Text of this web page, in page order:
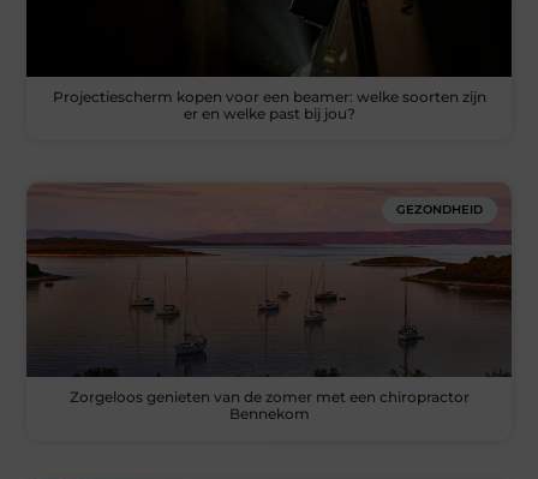
Projectiescherm kopen voor een beamer: welke soorten zijn
er en welke past bij jou?
GEZONDHEID
Zorgeloos genieten van de zomer met een chiropractor
Bennekom